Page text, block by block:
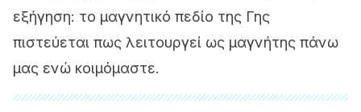
εξήγηση: το μαγνητικό πεδίο της Γης
πιστεύεται πως λειτουργεί ως μαγνήτης πάνω
μας ενώ κοιμόμαστε.